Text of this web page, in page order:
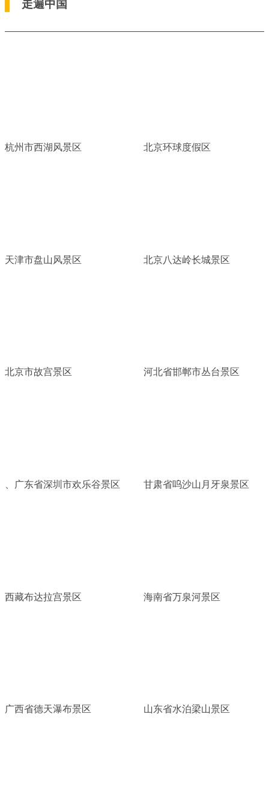
走遍中国
杭州市西湖风景区 北京环球度假区
天津市盘山风景区 北京八达岭长城景区
北京市故宫景区 河北省邯郸市丛台景区
、广东省深圳市欢乐谷景区 甘肃省呜沙山月牙泉景区
西藏布达拉宫景区 海南省万泉河景区
广西省德天瀑布景区 山东省水泊梁山景区